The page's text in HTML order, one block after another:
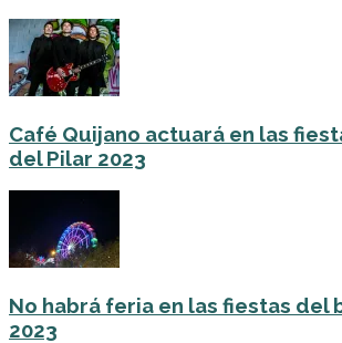
Café Quijano actuará en las
del Pilar 2023
No habrá feria en las fiestas del
2023